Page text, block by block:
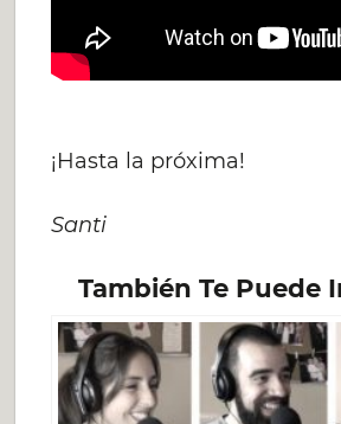
¡Hasta la próxima!
Santi
También Te Puede